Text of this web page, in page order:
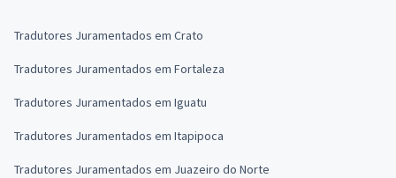
Tradutores Juramentados em Crato
Tradutores Juramentados em Fortaleza
Tradutores Juramentados em Iguatu
Tradutores Juramentados em Itapipoca
Tradutores Juramentados em Juazeiro do Norte